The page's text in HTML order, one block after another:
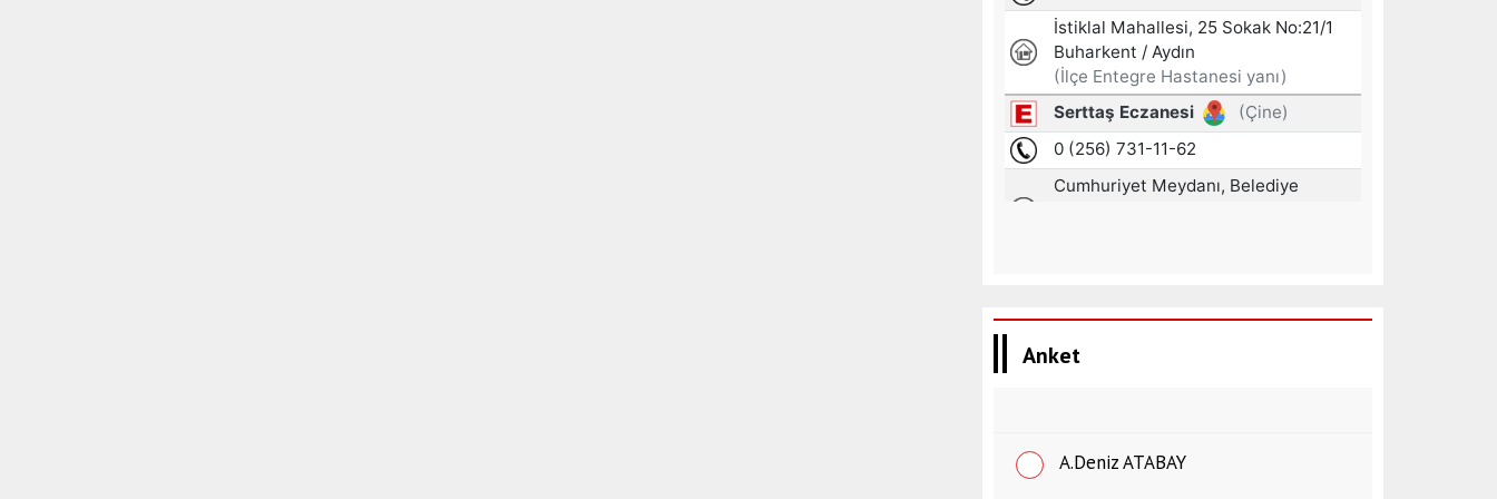
Anket
A.Deniz ATABAY